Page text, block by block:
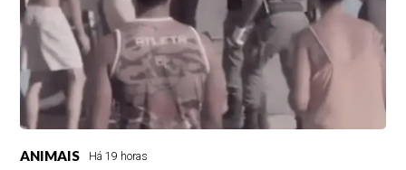
ANIMAIS Há 19 horas